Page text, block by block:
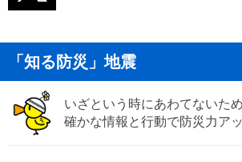
「知る防災」地震
いざという時にあわてないた
確かな情報と行動で防災力ア